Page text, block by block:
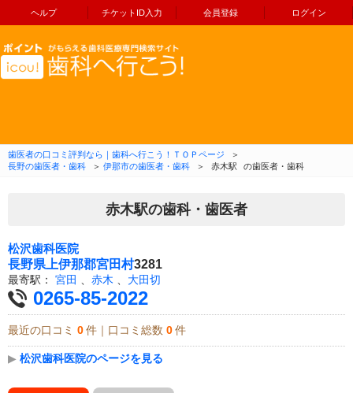
ヘルプ チケットID入力 会員登録 ログイン
コンテンツへ移動
歯医者の口コミ評判なら｜歯科へ行こう！ＴＯＰページ
＞
長野の歯医者・歯科
＞ 伊那市の歯医者・歯科 ＞ 赤木駅 の歯医者・歯科
赤木駅の歯科・歯医者
松沢歯科医院
長野県 上伊那郡宮田村3281
最寄駅： 宮田 赤木 大田切
0265-85-2022
最近の口コミ 0 件｜口コミ総数 0 件
▶ 松沢歯科医院のページを見る